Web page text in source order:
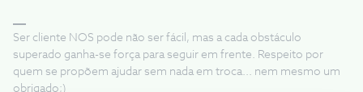
Ser cliente NOS pode não ser fácil, mas a cada obstáculo
superado ganha-se força para seguir em frente. Respeito por
quem se propõem ajudar sem nada em troca... nem mesmo um
obrigado;)